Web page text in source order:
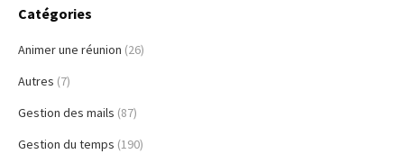
Catégories
Animer une réunion (26)
Autres (7)
Gestion des mails (87)
Gestion du temps (190)